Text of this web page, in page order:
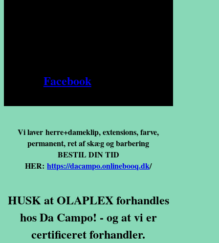
Facebookog hold dig
Vi laver herre+dameklip, extensions, farve,
permanent, ret af skæg og barbering
BESTIL DIN TID
HER:https://dacampo.onlinebooq.dk/
HUSK at OLAPLEX forhandles
hos Da Campo! - og at vi er
certificeret forhandler.